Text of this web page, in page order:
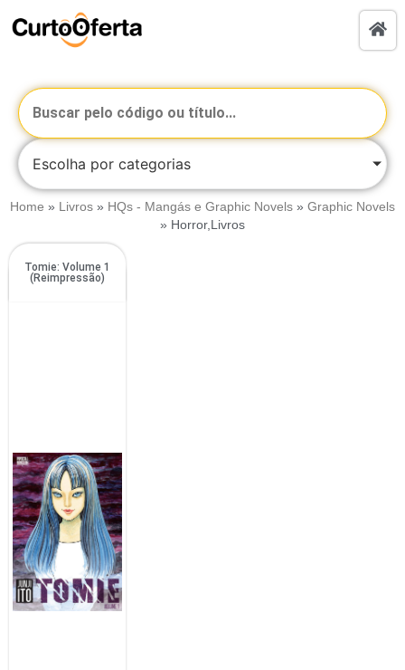
Escolha por categorias
Home » Livros » HQs - Mangás e Graphic Novels » Graphic Novels
» Horror,Livros
Tomie: Volume 1
(Reimpressão)